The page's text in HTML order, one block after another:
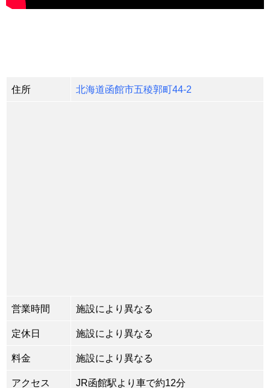
住所 北海道函館市五稜郭町44-2
営業時間 施設により異なる
定休日 施設により異なる
料金 施設により異なる
アクセス JR函館駅より車で約12分